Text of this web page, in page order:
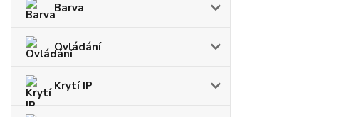
Barva
Ovládání
Krytí IP